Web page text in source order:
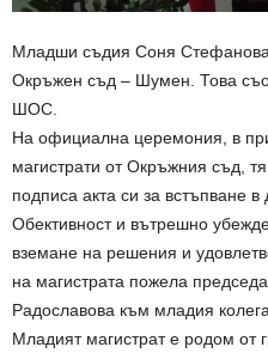
Младши съдия Соня Стефанова
Окръжен съд – Шумен. Това
ШОС.
На официална церемония, в
магистрати от Окръжния съд,
подписа акта си за встъпване в
Обективност и вътрешно
вземане на решения и
на магистрата пожела
Радославова към младия колега
Младият магистрат е родом от